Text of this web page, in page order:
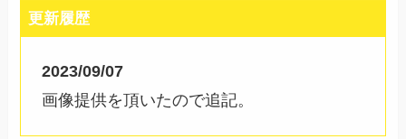
更新履歴
2023/09/07
画像提供を頂いたので追記。